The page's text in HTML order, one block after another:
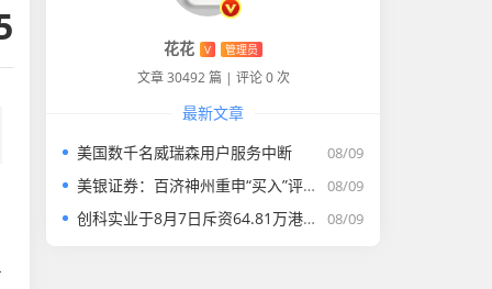
花花 V 管理员
文章 30492 篇 | 评论 0 次
最新文章
08/09
美国数千名威瑞森用户服务中断
08/09
美银证券：百济神州重申“买入”评级 目标价升至255.43港元
08/09
创科实业于8月7日斥资64.81万港元回购4500股